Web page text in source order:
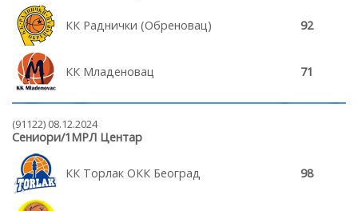
КК Раднички (Обреновац) 92
КК Младеновац 71
(91122) 08.12.2024
Сениори/1МРЛ Центар
КК Торлак ОКК Београд 98